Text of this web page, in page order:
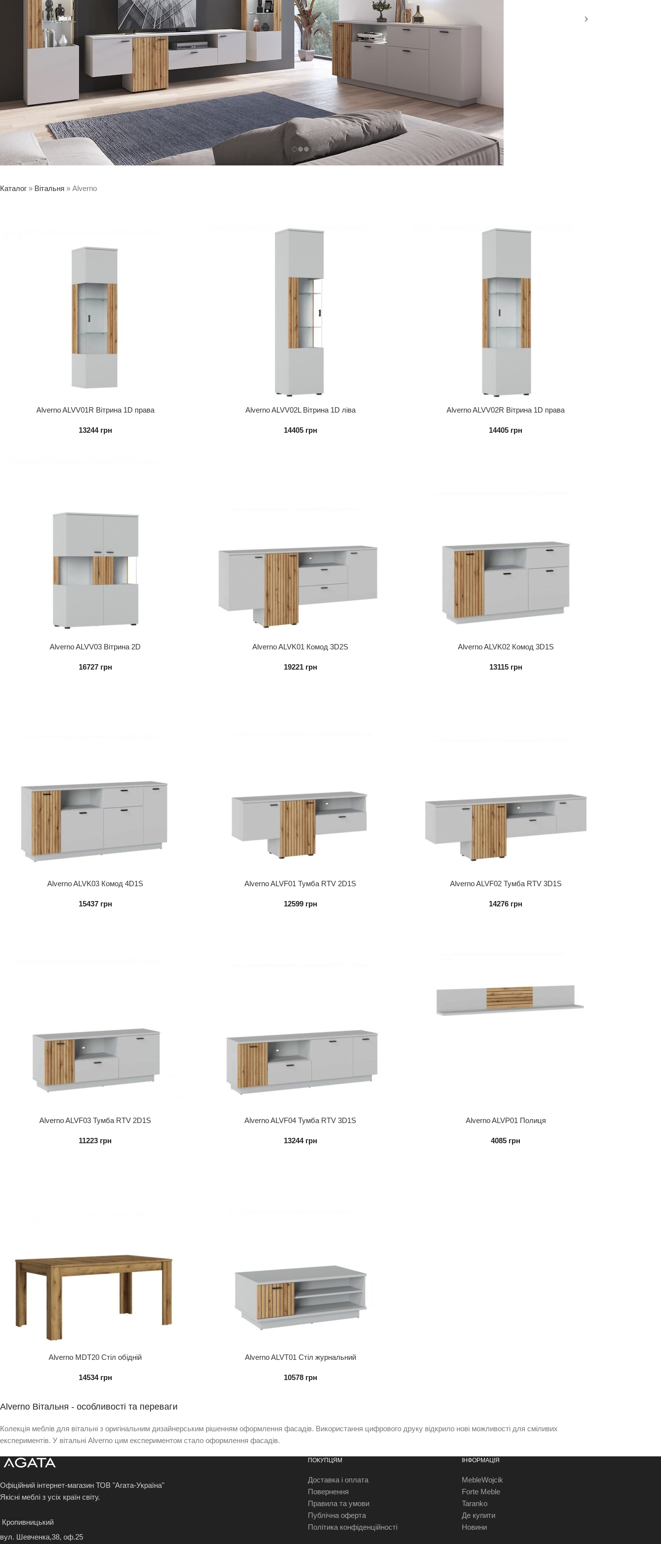
Каталог » Вітальня » Alverno
Alverno ALVV01R Вітрина 1D права
13244 грн
Alverno ALVV02L Вітрина 1D ліва
14405 грн
Alverno ALVV02R Вітрина 1D права
14405 грн
Alverno ALVV03 Вітрина 2D
16727 грн
Alverno ALVK01 Комод 3D2S
19221 грн
Alverno ALVK02 Комод 3D1S
13115 грн
Alverno ALVK03 Комод 4D1S
15437 грн
Alverno ALVF01 Тумба RTV 2D1S
12599 грн
Alverno ALVF02 Тумба RTV 3D1S
14276 грн
Alverno ALVF03 Тумба RTV 2D1S
11223 грн
Alverno ALVF04 Тумба RTV 3D1S
13244 грн
Alverno ALVP01 Полиця
4085 грн
Alverno MDT20 Стіл обідній
14534 грн
Alverno ALVT01 Стіл журнальний
10578 грн
Alverno Вітальня - особливості та переваги
Колекція меблів для вітальні з оригінальним дизайнерським рішенням оформлення фасадів. Використання цифрового друку відкрило нові можливості для сміливих
експериментів. У вітальні Alverno цим експериментом стало оформлення фасадів.
Офіційний інтернет-магазин ТОВ "Агата-Україна"
Якісні меблі з усіх країн світу.
Кропивницький
вул. Шевченка,38, оф.25
ПОКУПЦЯМ
Доставка і оплата
Повернення
Правила та умови
Публічна оферта
Політика конфіденційності
ІНФОРМАЦІЯ
MebleWojcik
Forte Meble
Taranko
Де купити
Новини